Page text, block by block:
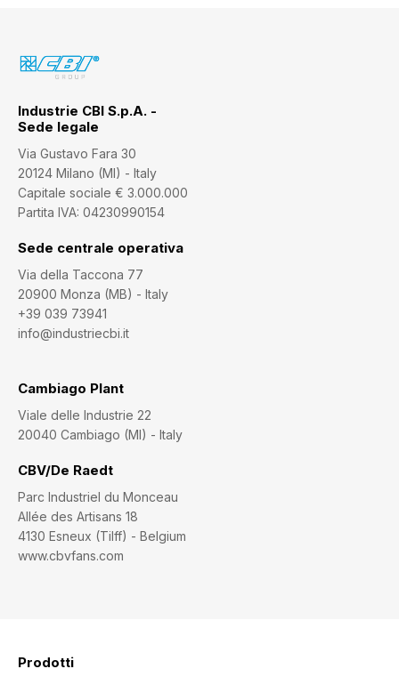
Industrie CBI S.p.A. -
Sede legale
Via Gustavo Fara 30
20124 Milano (MI) - Italy
Capitale sociale € 3.000.000
Partita IVA: 04230990154
Sede centrale operativa
Via della Taccona 77
20900 Monza (MB) - Italy
+39 039 73941
info@industriecbi.it
Cambiago Plant
Viale delle Industrie 22
20040 Cambiago (MI) - Italy
CBV/De Raedt
Parc Industriel du Monceau
Allée des Artisans 18
4130 Esneux (Tilff) - Belgium
www.cbvfans.com
Prodotti